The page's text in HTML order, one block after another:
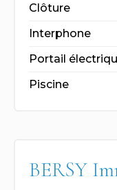
Clôture
Interphone
Portail
Piscine
BERSY